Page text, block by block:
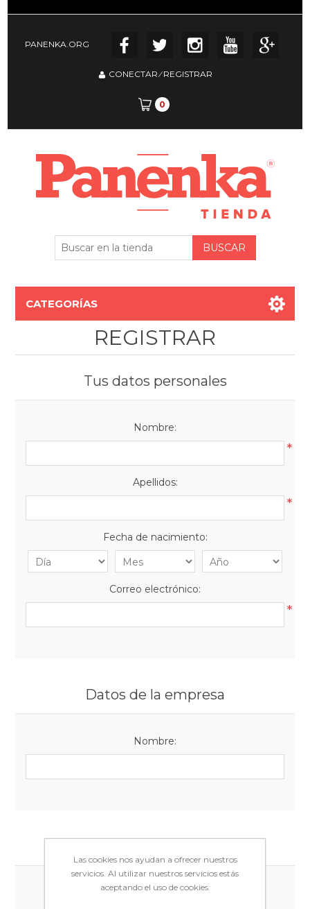
PANENKA.ORG
CONECTAR⁄REGISTRAR
0
CATEGORÍAS
REGISTRAR
Tus datos personales
Nombre:
*
Apellidos:
*
Fecha de nacimiento:
Correo electrónico:
*
Datos de la empresa
Nombre:
Newsletter:
Las cookies nos ayudan a ofrecer nuestros
servicios. Al utilizar nuestros servicios estás
aceptando el uso de cookies.